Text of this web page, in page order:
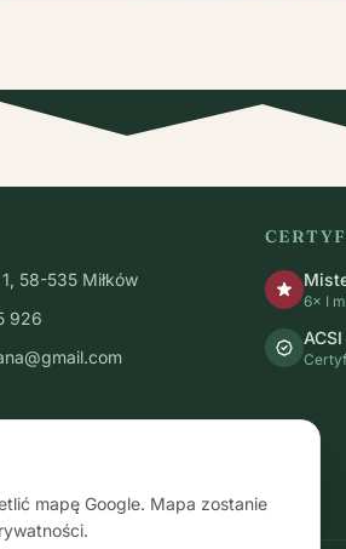
58-535 Miłków
926
6× I
ACSI
mapę Google. Mapa zostanie